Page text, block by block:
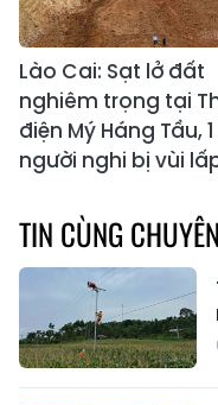
Lào Cai: Sạt lở đất
nghiêm trọng tại
điện Mý Háng Tầu, 1
người nghi bị vùi
TIN CÙNG